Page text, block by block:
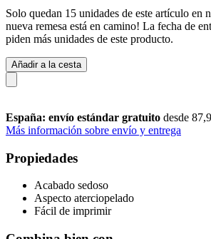
Solo quedan 15 unidades de este artículo en
nueva remesa está en camino! La fecha de
piden más unidades de este producto.
Añadir a la cesta
España: envío estándar gratuito desde
Más información sobre envío y entrega
Propiedades
Acabado sedoso
Aspecto aterciopelado
Fácil de imprimir